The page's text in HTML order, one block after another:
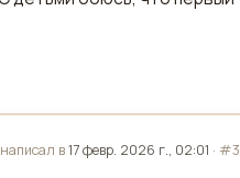
написал в17 февр. 2026 г., 02:01 · #3